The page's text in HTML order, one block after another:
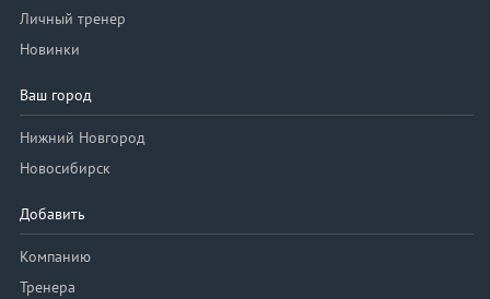
Личный тренер
Новинки
Ваш город
Нижний Новгород
Новосибирск
Добавить
Компанию
Тренера